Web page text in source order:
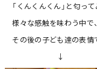
「くんくんくん」と匂って
様々な感触を味わう中で
その後の子ども達の表情
↓